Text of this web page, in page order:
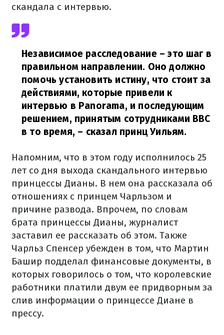
скандала с интервью.
Независимое расследование – это шаг в
правильном направлении. Оно должно
помочь установить истину, что стоит за
действиями, которые привели к
интервью в Panorama, и последующим
решением, принятым сотрудниками BBC
в то время, – сказал принц Уильям.
Напомним, что в этом году исполнилось 25
лет со дня выхода скандального интервью
принцессы Дианы. В нем она рассказала об
отношениях с принцем Чарльзом и
причине развода. Впрочем, по словам
брата принцессы Дианы, журналист
заставил ее рассказать об этом. Также
Чарльз Спенсер убежден в том, что Мартин
Башир подделал финансовые документы, в
которых говорилось о том, что королевские
работники платили двум ее придворным за
слив информации о принцессе Диане в
прессу.